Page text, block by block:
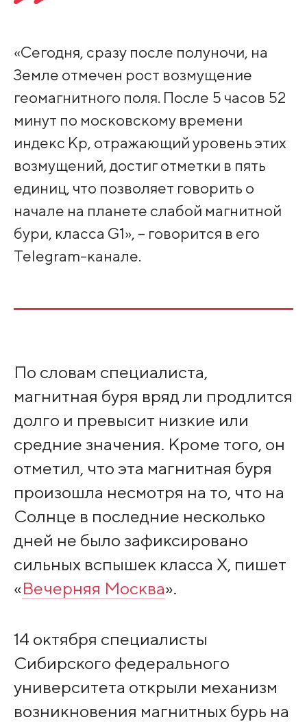
«Сегодня, сразу после полуночи, на
Земле отмечен рост возмущение
геомагнитного поля. После 5 часов 52
минут по московскому времени
индекс Кр, отражающий уровень этих
возмущений, достиг отметки в пять
единиц, что позволяет говорить о
начале на планете слабой магнитной
бури, класса G1», – говорится в его
Telegram-канале.
По словам специалиста,
магнитная буря вряд ли продлится
долго и превысит низкие или
средние значения. Кроме того, он
отметил, что эта магнитная буря
произошла несмотря на то, что на
Солнце в последние несколько
дней не было зафиксировано
сильных вспышек класса Х, пишет
«Вечерняя Москва».
14 октября специалисты
Сибирского федерального
университета открыли механизм
возникновения магнитных бурь на